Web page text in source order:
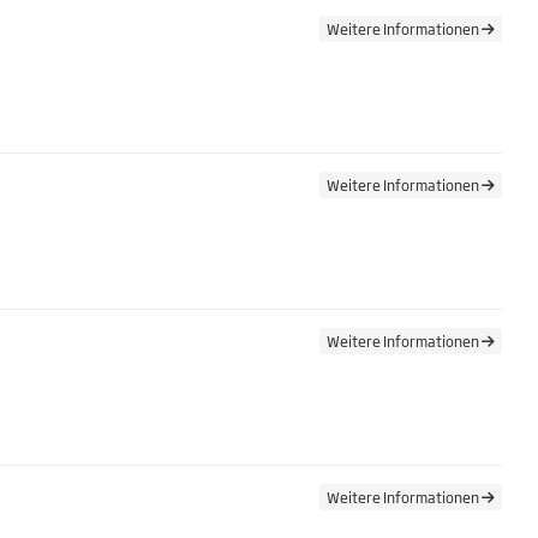
Weitere Informationen
Weitere Informationen
Weitere Informationen
Weitere Informationen